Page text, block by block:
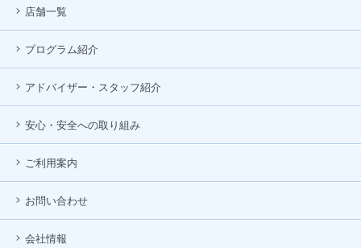
店舗一覧
プログラム紹介
アドバイザー・スタッフ紹介
安心・安全への取り組み
ご利用案内
お問い合わせ
会社情報